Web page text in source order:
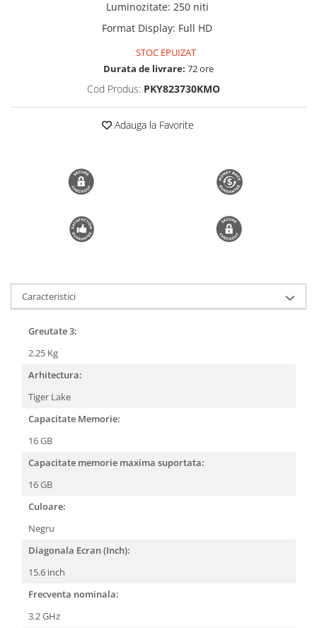
Luminozitate: 250 niti
Format Display: Full HD
STOC EPUIZAT
Durata de livrare: 72 ore
Cod Produs: PKY823730KMO
Adauga la Favorite
Caracteristici
Greutate 3:
2.25 Kg
Arhitectura:
Tiger Lake
Capacitate Memorie:
16 GB
Capacitate memorie maxima suportata:
16 GB
Culoare:
Negru
Diagonala Ecran (Inch):
15.6 inch
Frecventa nominala:
3.2 GHz